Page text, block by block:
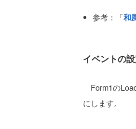
参考：「和
イベントの
Form1の
にします。